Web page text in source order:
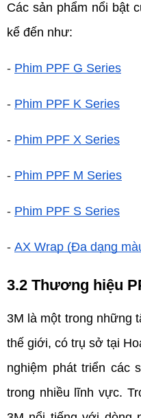
Các sản phẩm nổi bật
kể đến như:
- Phim PPF G Series
- Phim PPF K Series
- Phim PPF X Series
- Phim PPF M Series
- Phim PPF S Series
- AX Wrap (Đa dạng
3.2 Thương hiệu
3M là một trong những
thế giới, có trụ sở tại
nghiệm phát triển các
trong nhiều lĩnh vực.